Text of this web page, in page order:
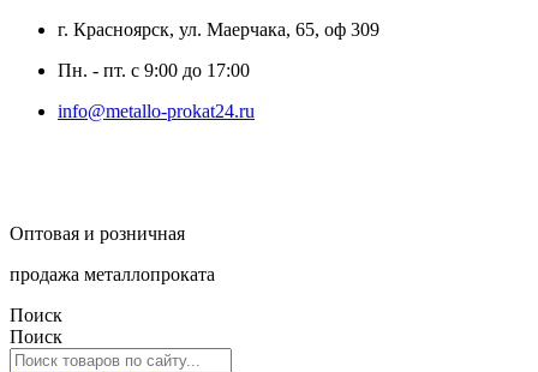
г. Красноярск, ул. Маерчака, 65, оф 309
Пн. - пт. с 9:00 до 17:00
info@metallo-prokat24.ru
Оптовая и розничная
продажа металлопроката
Поиск
Поиск